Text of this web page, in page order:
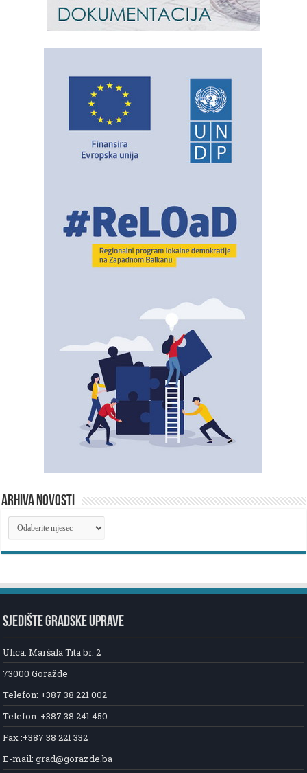
ARHIVA NOVOSTI
ARHIVA
NOVOSTI
SJEDIŠTE GRADSKE UPRAVE
Ulica: Maršala Tita br. 2
73000 Goražde
Telefon: +387 38 221 002
Telefon: +387 38 241 450
Fax :+387 38 221 332
E-mail: grad@gorazde.ba